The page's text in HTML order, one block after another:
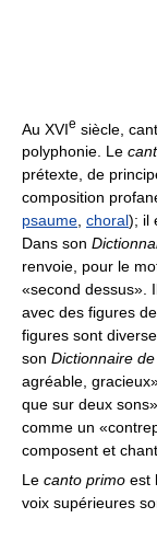
Au XVIe siècle,
polyphonie. Le
prétexte, de
composition
psaume, choral); il
Dans son
renvoie, pour le
«second dessus».
avec des figures
figures sont
son Dictionnaire
agréable,
que sur deux
comme un
composent et
Le canto primo est
voix supérieures